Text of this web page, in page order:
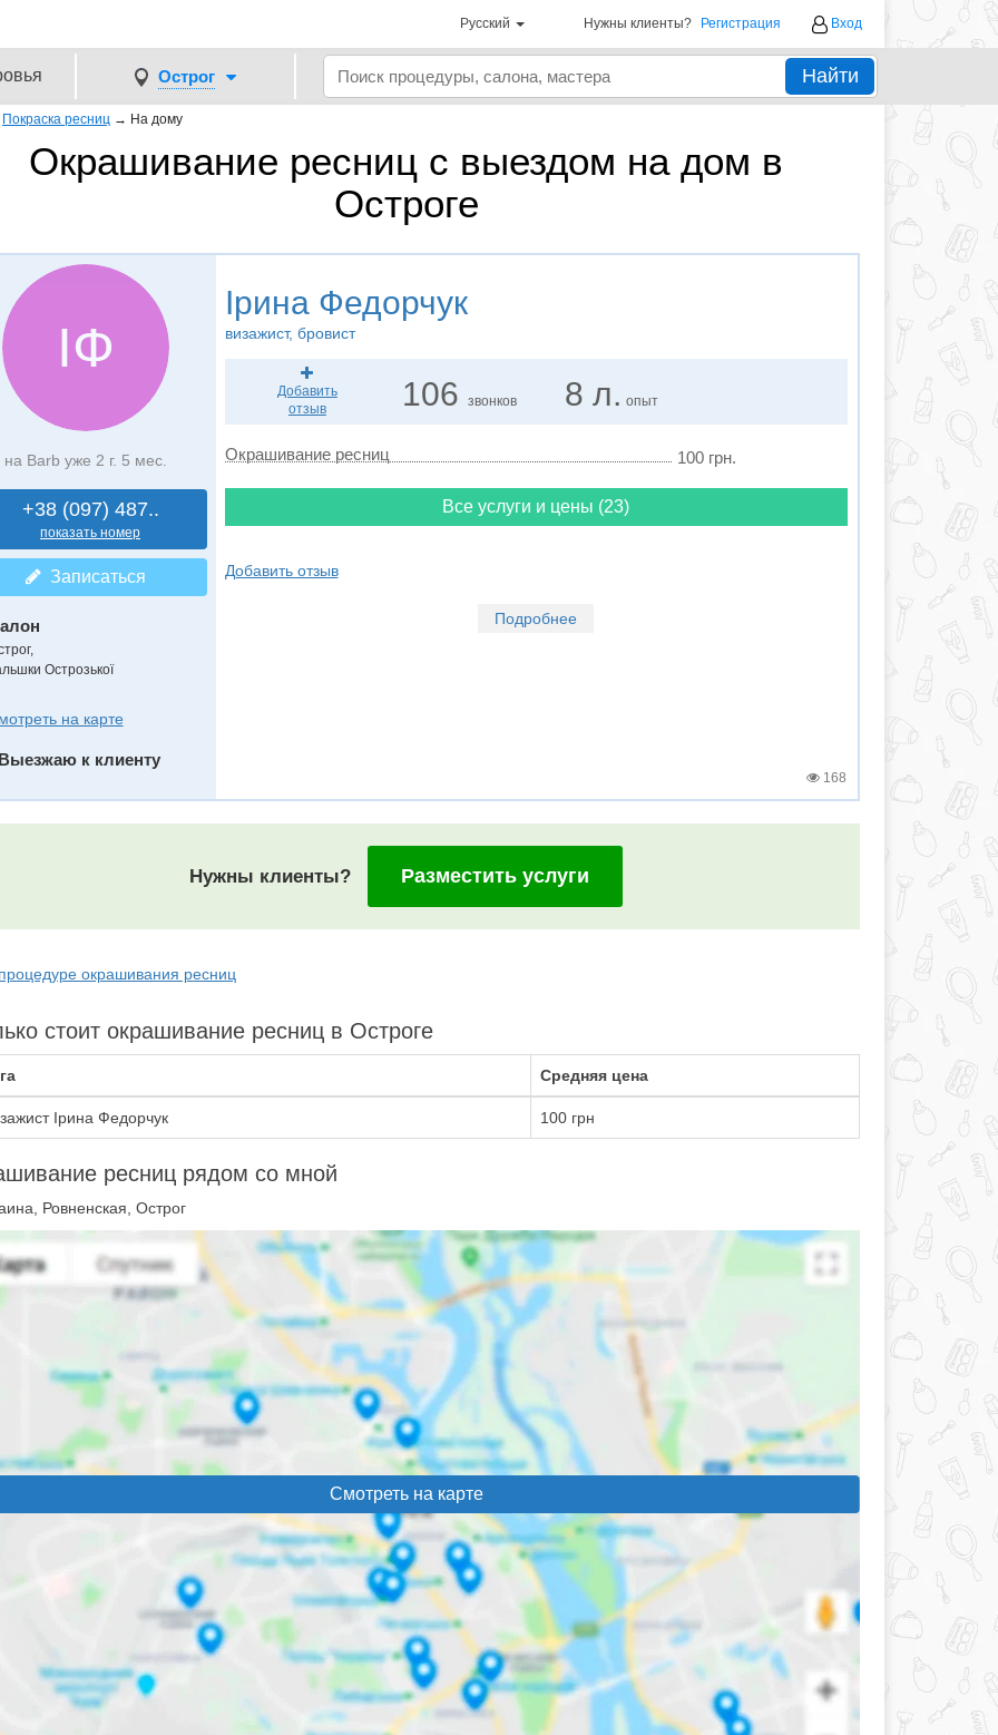
Русский Нужны клиенты? Регистрация Вход
Острог Найти
Покраска ресниц → На дому
Окрашивание ресниц с выездом на дом в
Остроге
ІФ
на Barb уже 2 г. 5 мес.
+38 (097) 487..
показать номер
Записаться
Острозької
на карте
к клиенту
Ірина Федорчук
визажист, бровист
Добавить
отзыв
106звонков 8 л. опыт
Окрашивание ресниц 100 грн.
Все услуги и цены (23)
Добавить отзыв
Подробнее
168
Нужны клиенты? Разместить услуги
окрашивания ресниц
стоит окрашивание ресниц в Остроге
Средняя цена
Ірина Федорчук 100 грн
ресниц рядом со мной
Ровненская, Острог
Смотреть на карте